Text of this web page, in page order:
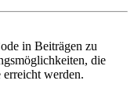
in Beiträgen zu
die
werden.